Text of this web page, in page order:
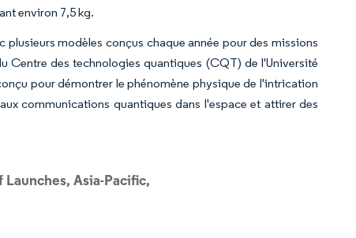
environ 7,5 kg.
modèles conçus chaque année pour des missions
Centre des technologies quantiques (CQT) de l'Université
pour démontrer le phénomène physique de l'intrication
communications quantiques dans l'espace et attirer des